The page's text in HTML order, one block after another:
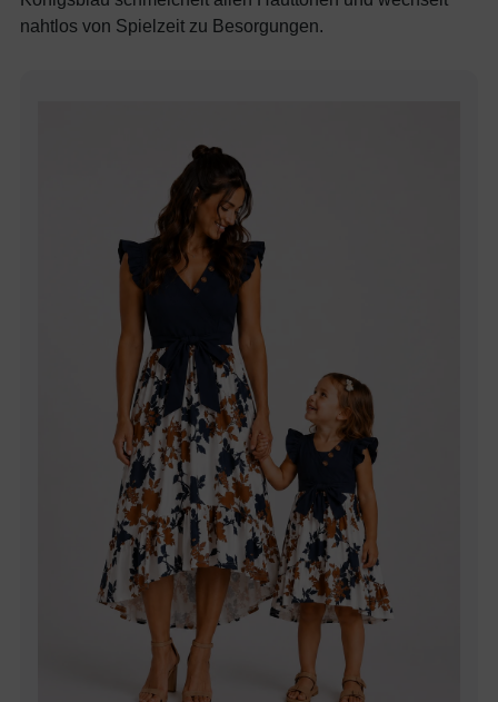
nahtlos von Spielzeit zu Besorgungen.